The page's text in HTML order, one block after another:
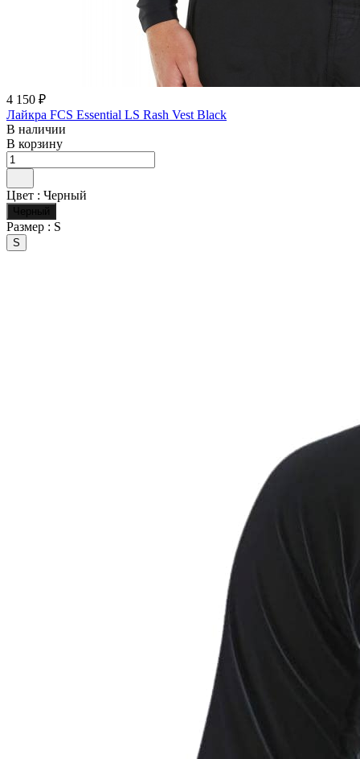
4 150 ₽
Лайкра FCS Essential LS Rash Vest Black
В наличии
В корзину
Цвет : Черный
Черный
Размер : S
S